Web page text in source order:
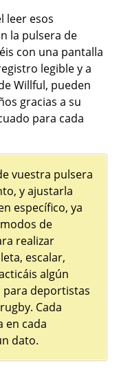
leer esos
la pulsera de
con una pantalla
legible y a
Willful, pueden
gracias a su
para cada
vuestra pulsera
y ajustarla
específico, ya
de
realizar
escalar,
algún
deportistas
Cada
en cada
dato.